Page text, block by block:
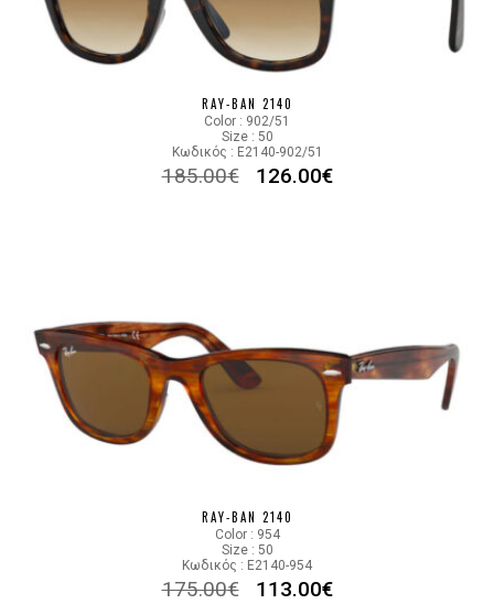
RAY-BAN 2140
Color : 902/51
Size : 50
Κωδικός : E2140-902/51
185.00€ 126.00€
RAY-BAN 2140
Color : 954
Size : 50
Κωδικός : E2140-954
175.00€ 113.00€